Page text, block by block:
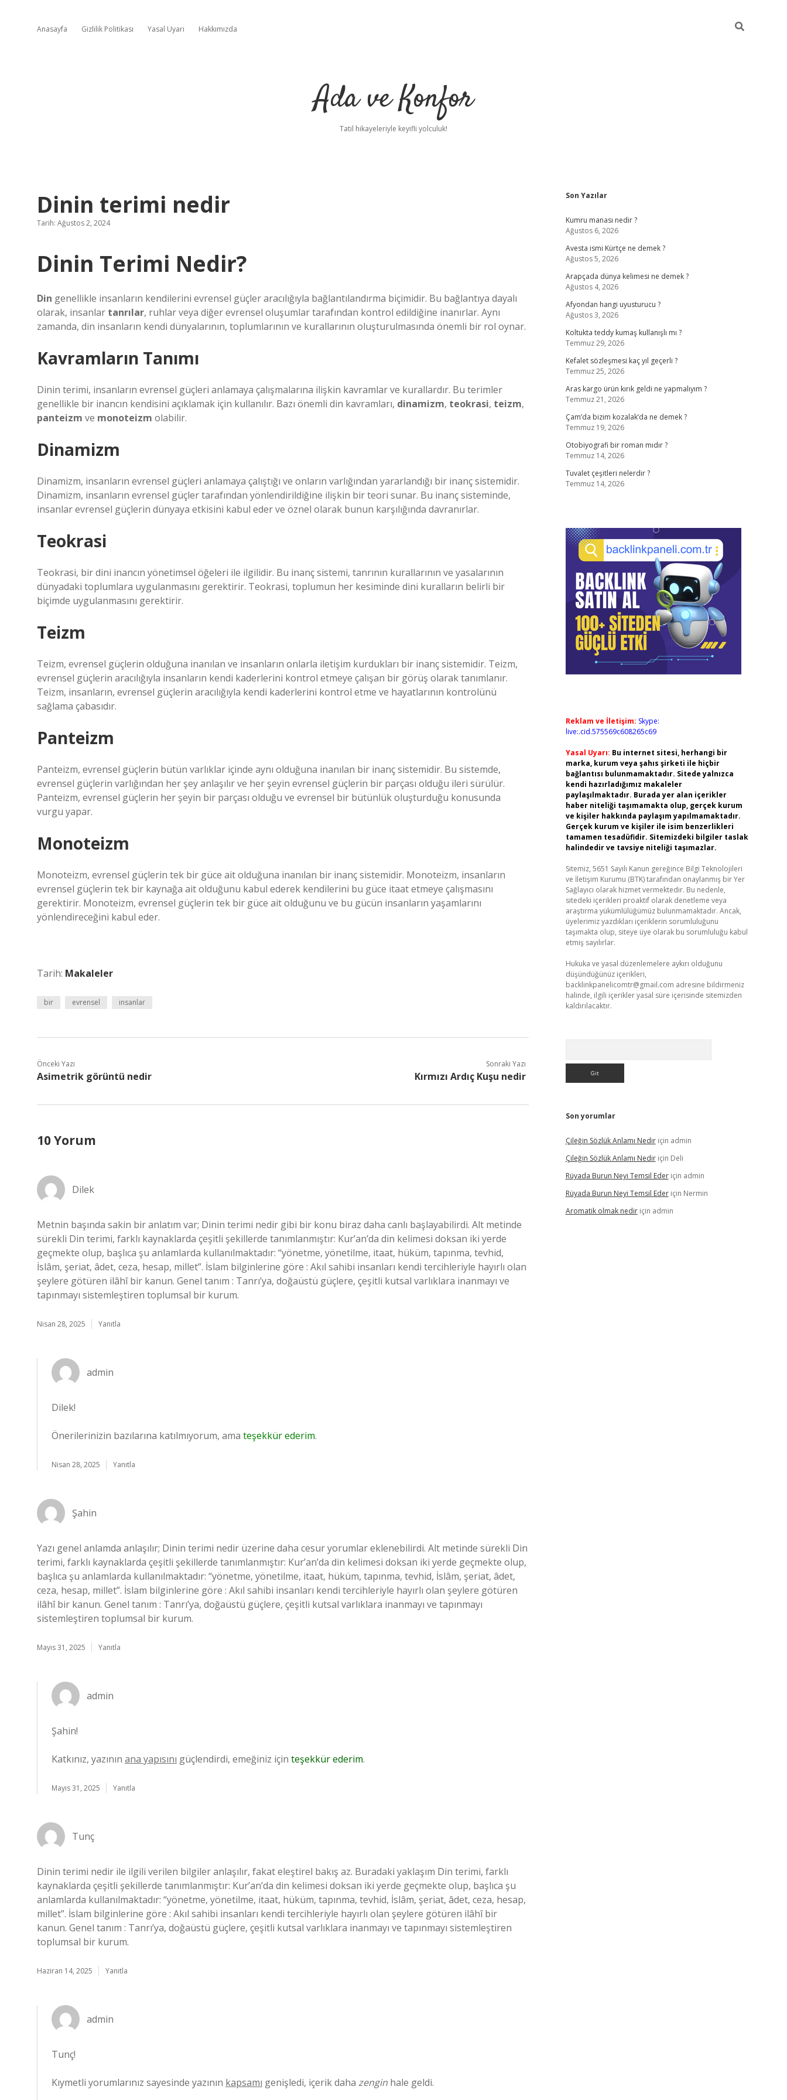
Anasayfa Gizlilik Politikası Yasal Uyarı Hakkımızda
Ada ve Konfor
Tatil hikayeleriyle keyifli yolculuk!
Dinin terimi nedir
Tarih: Ağustos 2, 2024
Dinin Terimi Nedir?
Din genellikle insanların kendilerini evrensel güçler aracılığıyla bağlantılandırma biçimidir. Bu bağlantıya dayalı
olarak, insanlar tanrılar, ruhlar veya diğer evrensel oluşumlar tarafından kontrol edildiğine inanırlar. Aynı
zamanda, din insanların kendi dünyalarının, toplumlarının ve kurallarının oluşturulmasında önemli bir rol oynar.
Kavramların Tanımı
Dinin terimi, insanların evrensel güçleri anlamaya çalışmalarına ilişkin kavramlar ve kurallardır. Bu terimler
genellikle bir inancın kendisini açıklamak için kullanılır. Bazı önemli din kavramları, dinamizm, teokrasi, teizm,
panteizm ve monoteizm olabilir.
Dinamizm
Dinamizm, insanların evrensel güçleri anlamaya çalıştığı ve onların varlığından yararlandığı bir inanç sistemidir.
Dinamizm, insanların evrensel güçler tarafından yönlendirildiğine ilişkin bir teori sunar. Bu inanç sisteminde,
insanlar evrensel güçlerin dünyaya etkisini kabul eder ve öznel olarak bunun karşılığında davranırlar.
Teokrasi
Teokrasi, bir dini inancın yönetimsel öğeleri ile ilgilidir. Bu inanç sistemi, tanrının kurallarının ve yasalarının
dünyadaki toplumlara uygulanmasını gerektirir. Teokrasi, toplumun her kesiminde dini kuralların belirli bir
biçimde uygulanmasını gerektirir.
Teizm
Teizm, evrensel güçlerin olduğuna inanılan ve insanların onlarla iletişim kurdukları bir inanç sistemidir. Teizm,
evrensel güçlerin aracılığıyla insanların kendi kaderlerini kontrol etmeye çalışan bir görüş olarak tanımlanır.
Teizm, insanların, evrensel güçlerin aracılığıyla kendi kaderlerini kontrol etme ve hayatlarının kontrolünü
sağlama çabasıdır.
Panteizm
Panteizm, evrensel güçlerin bütün varlıklar içinde aynı olduğuna inanılan bir inanç sistemidir. Bu sistemde,
evrensel güçlerin varlığından her şey anlaşılır ve her şeyin evrensel güçlerin bir parçası olduğu ileri sürülür.
Panteizm, evrensel güçlerin her şeyin bir parçası olduğu ve evrensel bir bütünlük oluşturduğu konusunda
vurgu yapar.
Monoteizm
Monoteizm, evrensel güçlerin tek bir güce ait olduğuna inanılan bir inanç sistemidir. Monoteizm, insanların
evrensel güçlerin tek bir kaynağa ait olduğunu kabul ederek kendilerini bu güce itaat etmeye çalışmasını
gerektirir. Monoteizm, evrensel güçlerin tek bir güce ait olduğunu ve bu gücün insanların yaşamlarını
yönlendireceğini kabul eder.
Tarih: Makaleler
bir evrensel insanlar
Önceki Yazı
Asimetrik görüntü nedir
Sonraki Yazı
Kırmızı Ardıç Kuşu nedir
10 Yorum
Dilek
Metnin başında sakin bir anlatım var; Dinin terimi nedir gibi bir konu biraz daha canlı başlayabilirdi. Alt metinde
sürekli Din terimi, farklı kaynaklarda çeşitli şekillerde tanımlanmıştır: Kur’an’da din kelimesi doksan iki yerde
geçmekte olup, başlıca şu anlamlarda kullanılmaktadır: “yönetme, yönetilme, itaat, hüküm, tapınma, tevhid,
İslâm, şeriat, âdet, ceza, hesap, millet”. İslam bilginlerine göre : Akıl sahibi insanları kendi tercihleriyle hayırlı olan
şeylere götüren ilâhî bir kanun. Genel tanım : Tanrı’ya, doğaüstü güçlere, çeşitli kutsal varlıklara inanmayı ve
tapınmayı sistemleştiren toplumsal bir kurum.
Nisan 28, 2025 Yanıtla
admin
Dilek!
Önerilerinizin bazılarına katılmıyorum, ama teşekkür ederim.
Nisan 28, 2025 Yanıtla
Şahin
Yazı genel anlamda anlaşılır; Dinin terimi nedir üzerine daha cesur yorumlar eklenebilirdi. Alt metinde sürekli Din
terimi, farklı kaynaklarda çeşitli şekillerde tanımlanmıştır: Kur’an’da din kelimesi doksan iki yerde geçmekte olup,
başlıca şu anlamlarda kullanılmaktadır: “yönetme, yönetilme, itaat, hüküm, tapınma, tevhid, İslâm, şeriat, âdet,
ceza, hesap, millet”. İslam bilginlerine göre : Akıl sahibi insanları kendi tercihleriyle hayırlı olan şeylere götüren
ilâhî bir kanun. Genel tanım : Tanrı’ya, doğaüstü güçlere, çeşitli kutsal varlıklara inanmayı ve tapınmayı
sistemleştiren toplumsal bir kurum.
Mayıs 31, 2025 Yanıtla
admin
Şahin!
Katkınız, yazının ana yapısını güçlendirdi, emeğiniz için teşekkür ederim.
Mayıs 31, 2025 Yanıtla
Tunç
Dinin terimi nedir ile ilgili verilen bilgiler anlaşılır, fakat eleştirel bakış az. Buradaki yaklaşım Din terimi, farklı
kaynaklarda çeşitli şekillerde tanımlanmıştır: Kur’an’da din kelimesi doksan iki yerde geçmekte olup, başlıca şu
anlamlarda kullanılmaktadır: “yönetme, yönetilme, itaat, hüküm, tapınma, tevhid, İslâm, şeriat, âdet, ceza, hesap,
millet”. İslam bilginlerine göre : Akıl sahibi insanları kendi tercihleriyle hayırlı olan şeylere götüren ilâhî bir
kanun. Genel tanım : Tanrı’ya, doğaüstü güçlere, çeşitli kutsal varlıklara inanmayı ve tapınmayı sistemleştiren
toplumsal bir kurum.
Haziran 14, 2025 Yanıtla
admin
Tunç!
Kıymetli yorumlarınız sayesinde yazının kapsamı genişledi, içerik daha zengin hale geldi.
Sidebar
Son Yazılar
Kumru manası nedir ?
Ağustos 6, 2026
Avesta ismi Kürtçe ne demek ?
Ağustos 5, 2026
Arapçada dünya kelimesi ne demek ?
Ağustos 4, 2026
Afyondan hangi uyusturucu ?
Ağustos 3, 2026
Koltukta teddy kumaş kullanışlı mı ?
Temmuz 29, 2026
Kefalet sözleşmesi kaç yıl geçerli ?
Temmuz 25, 2026
Aras kargo ürün kırık geldi ne yapmalıyım ?
Temmuz 21, 2026
Çam’da bizim kozalak’da ne demek ?
Temmuz 19, 2026
Otobiyografi bir roman mıdır ?
Temmuz 14, 2026
Tuvalet çeşitleri nelerdir ?
Temmuz 14, 2026
Reklam ve İletişim: Skype:
live:.cid.575569c608265c69
Yasal Uyarı: Bu internet sitesi, herhangi bir
marka, kurum veya şahıs şirketi ile hiçbir
bağlantısı bulunmamaktadır. Sitede yalnızca
kendi hazırladığımız makaleler
paylaşılmaktadır. Burada yer alan içerikler
haber niteliği taşımamakta olup, gerçek kurum
ve kişiler hakkında paylaşım yapılmamaktadır.
Gerçek kurum ve kişiler ile isim benzerlikleri
tamamen tesadüfidir. Sitemizdeki bilgiler taslak
halindedir ve tavsiye niteliği taşımazlar.
Sitemiz, 5651 Sayılı Kanun gereğince Bilgi Teknolojileri
ve İletişim Kurumu (BTK) tarafından onaylanmış bir Yer
Sağlayıcı olarak hizmet vermektedir. Bu nedenle,
sitedeki içerikleri proaktif olarak denetleme veya
araştırma yükümlülüğümüz bulunmamaktadır. Ancak,
üyelerimiz yazdıkları içeriklerin sorumluluğunu
taşımakta olup, siteye üye olarak bu sorumluluğu kabul
etmiş sayılırlar.
Hukuka ve yasal düzenlemelere aykırı olduğunu
düşündüğünüz içerikleri,
backlinkpanelicomtr@gmail.com adresine bildirmeniz
halinde, ilgili içerikler yasal süre içerisinde sitemizden
kaldırılacaktır.
Son yorumlar
Çileğin Sözlük Anlamı Nediriçin admin
Çileğin Sözlük Anlamı Nediriçin Deli
Rüyada Burun Neyi Temsil Ederiçin admin
Rüyada Burun Neyi Temsil Ederiçin Nermin
Aromatik olmak nediriçin admin